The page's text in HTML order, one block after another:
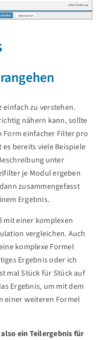
zu verstehen.
nähern kann, sollte
Form einfacher Filter pro
bereits viele Beispiele
unter
je Modul ergeben
zusammengefasst
Ergebnis.
mit einer komplexen
vergleichen. Auch
komplexe Formel
Ergebnis oder ich
mal Stück für Stück auf
Ergebnis, um mit dem
einer weiteren Formel
ein Teilergebnis für